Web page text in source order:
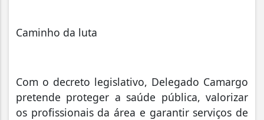
Caminho da luta
Com o decreto legislativo, Delegado Camargo
pretende proteger a saúde pública, valorizar
os profissionais da área e garantir serviços de